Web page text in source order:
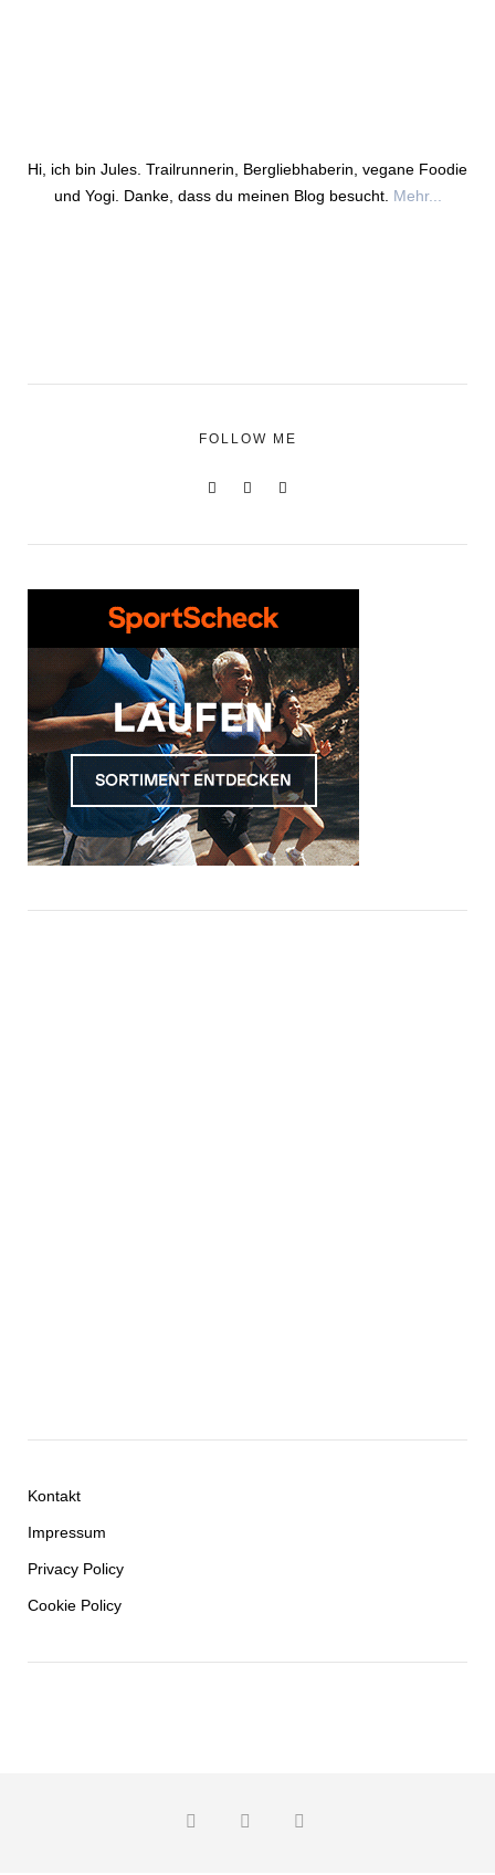
Hi, ich bin Jules. Trailrunnerin, Bergliebhaberin, vegane Foodie
und Yogi. Danke, dass du meinen Blog besucht. Mehr...
FOLLOW ME
Kontakt
Impressum
Privacy Policy
Cookie Policy